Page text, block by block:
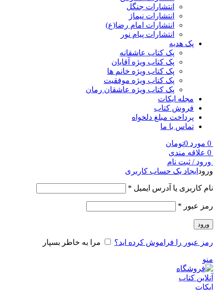
انتشارات جنگل
انتشارات نیماژ
انتشارات امام رضا(ع)
انتشارات پیام نور
پک هدیه
پک کتاب عاشقانه
پک کتاب ویژه آقایان
پک کتاب ویژه خانم ها
پک کتاب ویژه موفقیت
پک کتاب ویژه عاشقان رمان
مجله ایکات
فروش کتاب
پرداخت مبلغ دلخواه
تماس با ما
0 مورد 0تومان
0 علاقه مندی
ورود / ثبت نام
ورود ایجاد یک حساب کاربری
نام کاربری یا آدرس ایمیل *
رمز عبور *
ورود
رمز عبور را فراموش کرده اید؟ مرا به خاطر بسپار
منو